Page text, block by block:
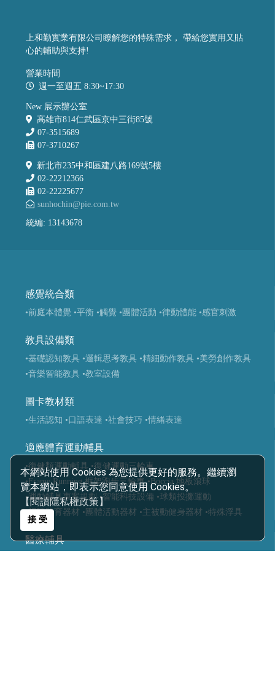
本網站使用 Cookies 為您提供更好的服務。繼續瀏
覽本網站，即表示您同意使用 Cookies。
【閱讀隱私權政策】
接 受
上和勤實業有限公司瞭解您的特殊需求， 帶給您實用又貼
心的輔助與支持!
營業時間
週一至週五 8:30~17:30
New 展示辦公室
高雄市814仁武區京中三街85號
07-3515689
07-3710267
新北市235中和區建八路169號5樓
02-22212366
02-22225677
sunhochin@pie.com.tw
統編: 13143678
感覺統合類
•前庭本體覺 •平衡 •觸覺 •團體活動 •律動體能 •感官刺激
教具設備類
•基礎認知教具 •邏輯思考教具 •精細動作教具 •美勞創作教具
•音樂智能教具 •教室設備
圖卡教材類
•生活認知 •口語表達 •社會技巧 •情緒表達
適應體育運動輔具
•復健類運動輔具 •復健運動三輪車
•Frame Running 框架跑步三輪車 •Boccia 地板滾球
•運動輔具專案規劃 •智能科技設備 •球類投擲運動
•視障體育器材 •團體活動器材 •主被動健身器材 •特殊浮具
醫療輔具